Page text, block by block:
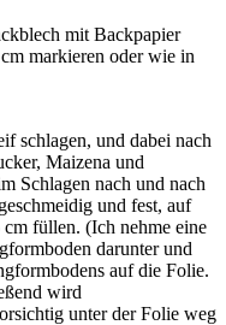
mit Backpapier
markieren oder wie in
schlagen, und dabei nach
Maizena und
Schlagen nach und nach
und fest, auf
füllen. (Ich nehme eine
darunter und
auf die Folie.
wird
unter der Folie weg